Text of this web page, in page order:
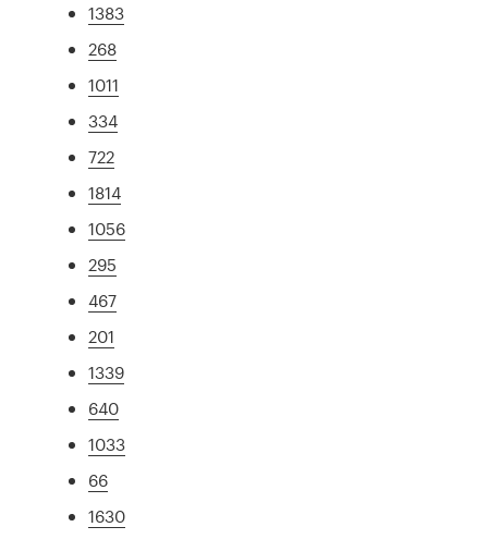
1383
268
1011
334
722
1814
1056
295
467
201
1339
640
1033
66
1630